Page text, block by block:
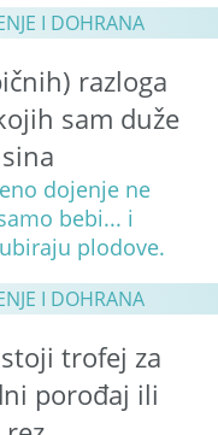
I DOHRANA
razloga
sam duže
dojenje ne
bebi... i
plodove.
I DOHRANA
trofej za
porođaj ili